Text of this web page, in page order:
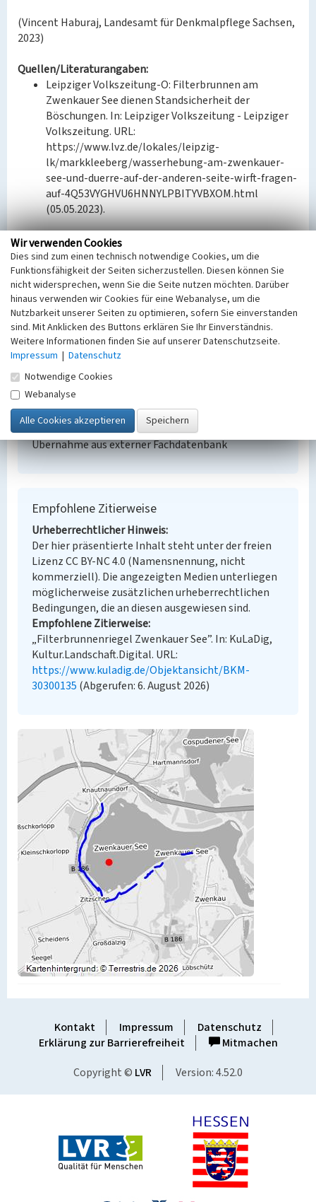
(Vincent Haburaj, Landesamt für Denkmalpflege Sachsen,
2023)
Quellen/Literaturangaben:
Leipziger Volkszeitung-O: Filterbrunnen am
Zwenkauer See dienen Standsicherheit der
Böschungen. In: Leipziger Volkszeitung - Leipziger
Volkszeitung. URL:
https://www.lvz.de/lokales/leipzig-
lk/markkleeberg/wasserhebung-am-zwenkauer-
see-und-duerre-auf-der-anderen-seite-wirft-fragen-
auf-4Q53VYGHVU6HNNYLPBITYVBXOM.html
(05.05.2023).
BKM-Nummer:30300135
Filterbrunnenriegel Zwenkauer See
Schlagwörter
Bohrbrunnen
Ort
Zitzschen
Denkmalpflege
Erfassungsmaßstab
i.d.R. 1:5.000 (größer als 1:20.000)
Erfassungsmethode
Übernahme aus externer Fachdatenbank
Empfohlene Zitierweise
Urheberrechtlicher Hinweis
Der hier präsentierte Inhalt steht unter der freien
Lizenz CC BY-NC 4.0 (Namensnennung, nicht
kommerziell). Die angezeigten Medien unterliegen
möglicherweise zusätzlichen urheberrechtlichen
Bedingungen, die an diesen ausgewiesen sind.
Empfohlene Zitierweise
„Filterbrunnenriegel Zwenkauer See”. In: KuLaDig,
Kultur.Landschaft.Digital. URL:
https://www.kuladig.de/Objektansicht/BKM-
30300135 (Abgerufen: 6. August 2026)
Kontakt Impressum
Datenschutz
Erklärung zur Barrierefreiheit
Mitmachen
Copyright © LVR Version: 4.52.0
Wir verwenden Cookies
Dies sind zum einen technisch notwendige Cookies, um die
Funktionsfähigkeit der Seiten sicherzustellen. Diesen können Sie
nicht widersprechen, wenn Sie die Seite nutzen möchten. Darüber
hinaus verwenden wir Cookies für eine Webanalyse, um die
Nutzbarkeit unserer Seiten zu optimieren, sofern Sie einverstanden
sind. Mit Anklicken des Buttons erklären Sie Ihr Einverständnis.
Weitere Informationen finden Sie auf unserer Datenschutzseite.
Impressum | Datenschutz
Notwendige Cookies
Webanalyse